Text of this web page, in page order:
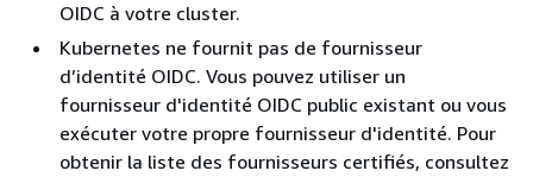
OIDC à votre cluster.
Kubernetes ne fournit pas de fournisseur
d’identité OIDC. Vous pouvez utiliser un
fournisseur d'identité OIDC public existant ou vous
exécuter votre propre fournisseur d'identité. Pour
obtenir la liste des fournisseurs certifiés, consultez